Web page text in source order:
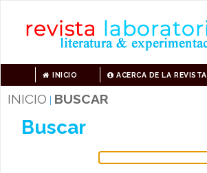
INICIO ACERCA DE LA REVISTA
INICIO BUSCAR
Buscar